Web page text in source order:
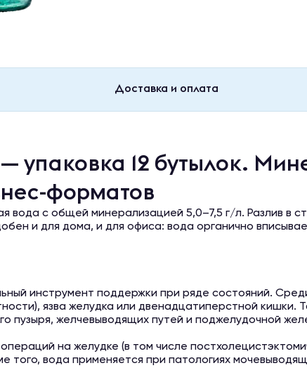
Доставка и оплата
упаковка 12 бутылок.
форматов
вода с общей минерализацией 5,0–7,5 г/л. Разлив в
и для дома, и для офиса: вода органично
инструмент поддержки при ряде состояний.
язва желудка или двенадцатиперстной кишки.
пузыря, желчевыводящих путей и поджелудочной
на желудке (в том числе
того, вода применяется при патологиях